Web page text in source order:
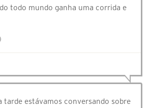
todo mundo ganha uma corrida e
tarde estávamos conversando sobre